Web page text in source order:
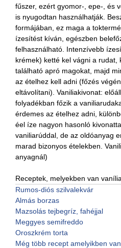
fűszer, ezért gyomor-, epe-, és
is nyugodtan használhatják.
formájában, ez maga a
ízesítést kíván, egészben
felhasználható. Intenzívebb
krémek) ketté kel vágni a rudat,
található apró magokat, majd
az ételhez kell adni (főzés
eltávolítani). Vaniliakivonat:
folyadékban főzik a
érdemes az ételhez adni,
éel íze nagyon hasonló
vaniliarúddal, de az oldóanyag
marad bizonyos ételekben.
anyagnál)
Receptek, melyekben van
Rumos-diós szilvalekvár
Almás borzas
Mazsolás tejbegríz, fahéjjal
Meggyes semifreddo
Oroszkrém torta
Még több recept amelyikben